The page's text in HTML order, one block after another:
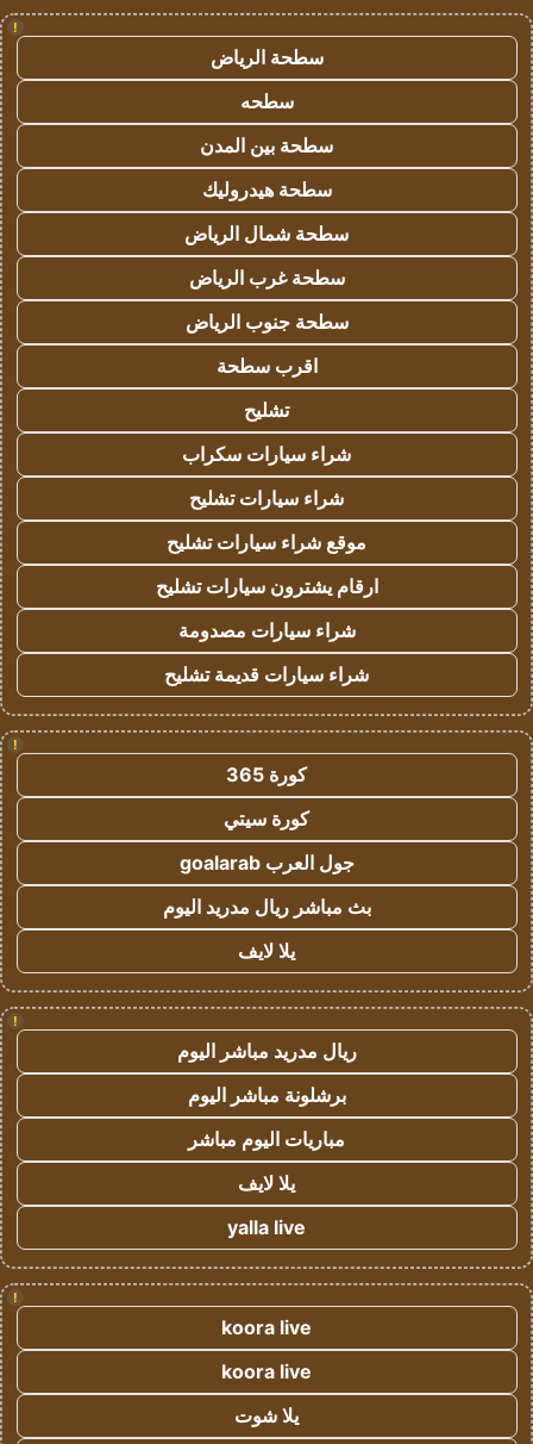
!
سطحة الرياض
سطحه
سطحة بين المدن
سطحة هيدروليك
سطحة شمال الرياض
سطحة غرب الرياض
سطحة جنوب الرياض
اقرب سطحة
تشليح
شراء سيارات سكراب
شراء سيارات تشليح
موقع شراء سيارات تشليح
ارقام يشترون سيارات تشليح
شراء سيارات مصدومة
شراء سيارات قديمة تشليح
!
كورة 365
كورة سيتي
جول العرب goalarab
بث مباشر ريال مدريد اليوم
يلا لايف
!
ريال مدريد مباشر اليوم
برشلونة مباشر اليوم
مباريات اليوم مباشر
يلا لايف
yalla live
!
koora live
koora live
يلا شوت